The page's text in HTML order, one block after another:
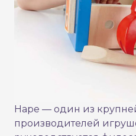
Hape — один из
производителей